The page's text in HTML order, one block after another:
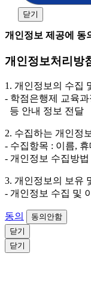
어, 해커스일본어,
원, 해커스경찰, 해
사, 해커스편입 등)
3. 개인정보 보
외하고는 회원
원이거나 상담
소비자 불만 또
의 경우에는 상담
닫기
개인정보 제공에 동
개인정보처리방
1. 개인정보의 수집
- 학점은행제 교육
등 안내 정보 전달
2. 수집하는 개인정
- 수집항목 : 이름,
- 개인정보 수집방법
3. 개인정보의 보유
- 개인정보 수집 및
동의
동의안함
닫기
닫기